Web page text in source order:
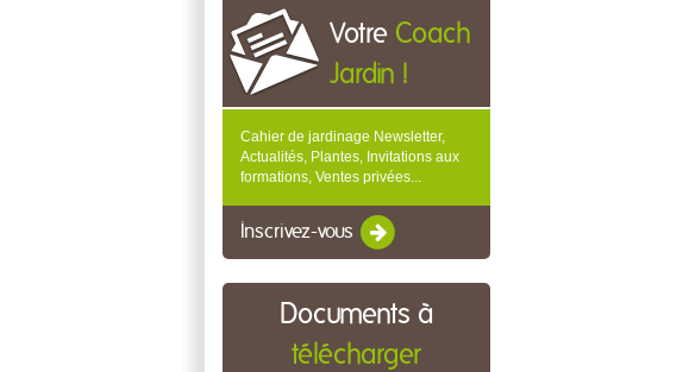
Votre Coach
Jardin !
Cahier de jardinage Newsletter,
Actualités, Plantes, Invitations aux
formations, Ventes privées...
Inscrivez-vous
Documents à
télécharger